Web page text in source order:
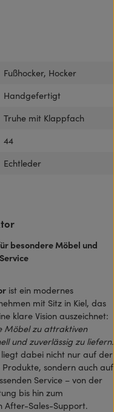
Fußhocker, Hocker
Handgefertigt
Truhe mit Klappfach
44
Echtleder
besondere Möbel und
ist ein modernes
mit Sitz in Kiel, das
klare Vision auszeichnet:
Möbel zu attraktiven
und zuverlässig zu liefern.
liegt dabei nicht nur auf der
sondern auch auf
Service – von der
bis hin zum
After-Sales-Support.